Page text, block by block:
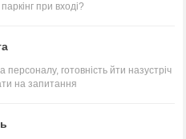
при вході?
персоналу, готовність йти назустріч
на запитання